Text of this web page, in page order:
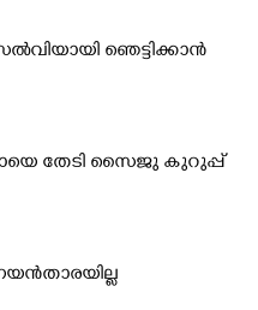
ഞെട്ടിക്കാൻ
തേടി സൈജു കുറുപ്പ്